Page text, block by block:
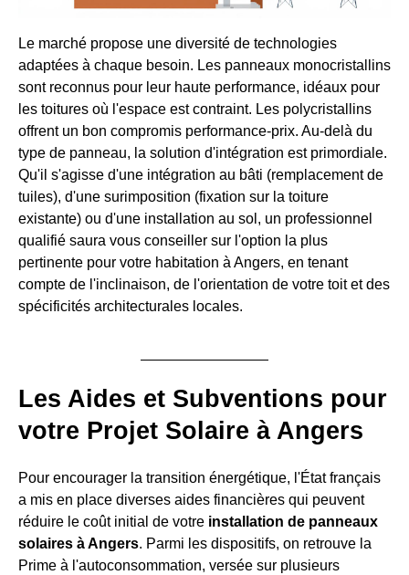
Le marché propose une diversité de technologies
adaptées à chaque besoin. Les panneaux monocristallins
sont reconnus pour leur haute performance, idéaux pour
les toitures où l'espace est contraint. Les polycristallins
offrent un bon compromis performance-prix. Au-delà du
type de panneau, la solution d'intégration est primordiale.
Qu'il s'agisse d'une intégration au bâti (remplacement de
tuiles), d'une surimposition (fixation sur la toiture
existante) ou d'une installation au sol, un professionnel
qualifié saura vous conseiller sur l'option la plus
pertinente pour votre habitation à Angers, en tenant
compte de l'inclinaison, de l'orientation de votre toit et des
spécificités architecturales locales.
Les Aides et Subventions pour
votre Projet Solaire à Angers
Pour encourager la transition énergétique, l'État français
a mis en place diverses aides financières qui peuvent
réduire le coût initial de votre installation de panneaux
solaires à Angers. Parmi les dispositifs, on retrouve la
Prime à l'autoconsommation, versée sur plusieurs